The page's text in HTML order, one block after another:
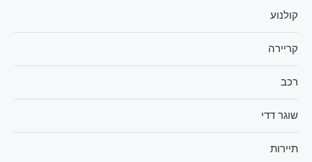
קולנוע
קריירה
רכב
שוגר דדי
תיירות